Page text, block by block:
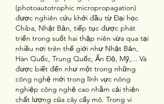
(photoautotrophic micropropagation)
được nghiên cứu khởi đầu từ Đại học
Chiba, Nhật Bản, tiếp tục được phát
triển trong suốt hai thập niên vừa qua tại
nhiều nơi trên thế giới như Nhật Bản,
Hàn Quốc, Trung Quốc, Ấn Độ, Mỹ,... Và
được biết đến như một trong những
công nghệ mới trong lĩnh vực nông
nghiệp công nghệ cao nhằm cải thiện
chất lượng của cây cấy mô. Trong vi